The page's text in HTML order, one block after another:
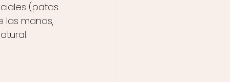
(patas
las manos,